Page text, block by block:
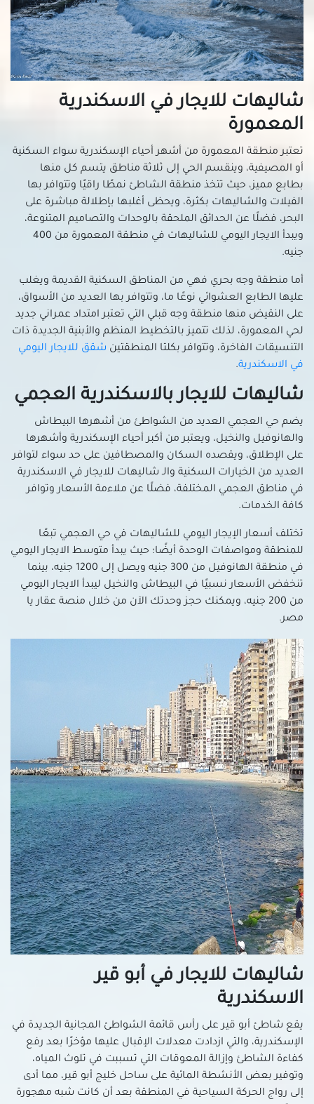
شاليهات للايجار في الاسكندرية
المعمورة
تعتبر منطقة المعمورة من أشهر أحياء الإسكندرية سواء السكنية
أو المصيفية، وينقسم الحي إلى ثلاثة مناطق يتسم كل منها
بطابع مميز، حيث تتخذ منطقة الشاطئ نمطًا راقيًا وتتوافر بها
الفيلات والشاليهات بكثرة، ويحظى أغلبها بإطلالة مباشرة على
البحر، فضلًا عن الحدائق الملحقة بالوحدات والتصاميم المتنوعة،
ويبدأ الايجار اليومي للشاليهات في منطقة المعمورة من 400
جنيه.
أما منطقة وجه بحري فهي من المناطق السكنية القديمة ويغلب
عليها الطابع العشوائي نوعًا ما، وتتوافر بها العديد من الأسواق،
على النقيض منها منطقة وجه قبلي التي تعتبر امتداد عمراني جديد
لحي المعمورة، لذلك تتميز بالتخطيط المنظم والأبنية الجديدة ذات
التنسيقات الفاخرة، وتتوافر بكلتا المنطقتين شقق للايجار اليومي
في الاسكندرية.
شاليهات للايجار بالاسكندرية العجمي
يضم حي العجمي العديد من الشواطئ من أشهرها البيطاش
والهانوفيل والنخيل، ويعتبر من أكبر أحياء الإسكندرية وأشهرها
على الإطلاق، ويقصده السكان والمصطافين على حد سواء لتوافر
العديد من الخيارات السكنية والـ شاليهات للايجار في الاسكندرية
في مناطق العجمي المختلفة، فضلًا عن ملاءمة الأسعار وتوافر
كافة الخدمات.
تختلف أسعار الإيجار اليومي للشاليهات في حي العجمي تبعًا
للمنطقة ومواصفات الوحدة أيضًا؛ حيث يبدأ متوسط الايجار اليومي
في منطقة الهانوفيل من 300 جنيه ويصل إلى 1200 جنيه، بينما
تنخفض الأسعار نسبيًا في البيطاش والنخيل ليبدأ الايجار اليومي
من 200 جنيه، ويمكنك حجز وحدتك الآن من خلال منصة عقار يا
مصر.
شاليهات للايجار في أبو قير
الاسكندرية
يقع شاطئ أبو قير على رأس قائمة الشواطئ المجانية الجديدة في
الإسكندرية، والتي ازدادت معدلات الإقبال عليها مؤخرًا بعد رفع
كفاءة الشاطئ وإزالة المعوقات التي تسببت في تلوث المياه،
وتوفير بعض الأنشطة المائية على ساحل خليج أبو قير، مما أدى
إلى رواج الحركة السياحية في المنطقة بعد أن كانت شبه مهجورة